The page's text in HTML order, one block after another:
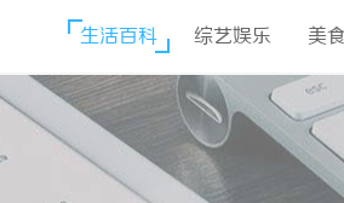
生活百科 综艺娱乐 美